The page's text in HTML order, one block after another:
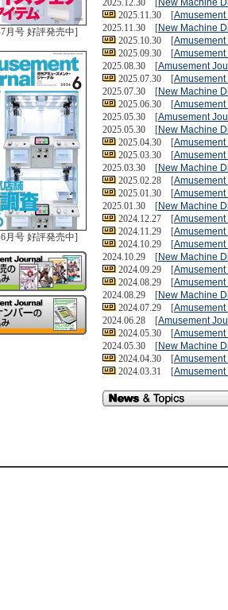
月号 好評発売中]
月号 好評発売中]
2025.12.30 [New Machine
2025.11.30 [
2025.11.30 [New Machine
2025.10.30 [
2025.09.30 [
2025.08.30 [Amusement
2025.07.30 [
2025.07.30 [New Machine
2025.06.30 [
2025.05.30 [Amusement
2025.05.30 [New Machine
2025.04.30 [
2025.03.30 [
2025.03.30 [New Machine
2025.02.28 [
2025.01.30 [
2025.01.30 [New Machine
2024.12.27 [
2024.11.29 [
2024.10.29 [
2024.10.29 [New Machine
2024.09.29 [
2024.08.29 [
2024.08.29 [New Machine
2024.07.29 [
2024.06.28 [Amusement
2024.05.30 [
2024.05.30 [New Machine
2024.04.30 [
2024.03.31 [